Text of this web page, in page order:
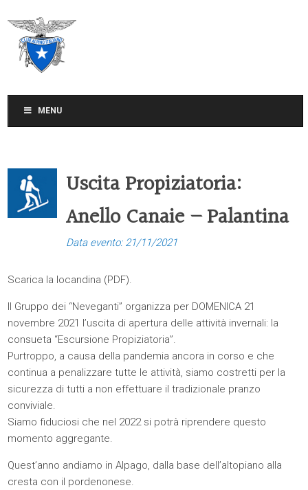
MENU
Uscita Propiziatoria:
Anello Canaie – Palantina
Data evento: 21/11/2021
Scarica la locandina (PDF).
Il Gruppo dei “Neveganti” organizza per DOMENICA 21
novembre 2021 l’uscita di apertura delle attività invernali: la
consueta “Escursione Propiziatoria”.
Purtroppo, a causa della pandemia ancora in corso e che
continua a penalizzare tutte le attività, siamo costretti per la
sicurezza di tutti a non effettuare il tradizionale pranzo
conviviale.
Siamo fiduciosi che nel 2022 si potrà riprendere questo
momento aggregante.
Quest’anno andiamo in Alpago, dalla base dell’altopiano alla
cresta con il pordenonese.